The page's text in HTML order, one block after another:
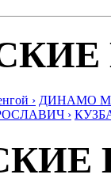
› ДИНАМО
›